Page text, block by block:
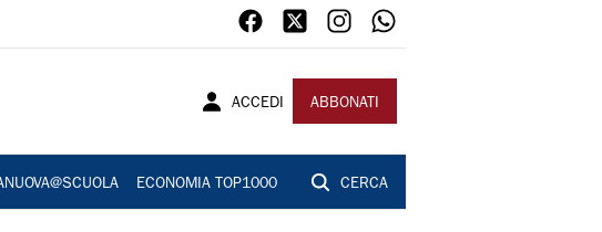
ACCEDI ABBONATI
ECONOMIA TOP1000 CERCA